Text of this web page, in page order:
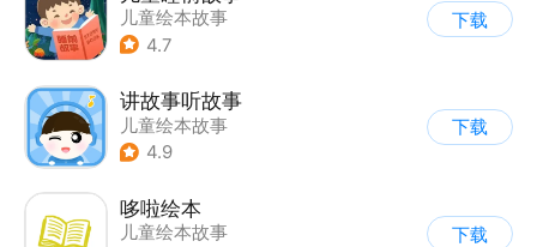
儿童绘本故事
4.7
下载
讲故事听故事
儿童绘本故事
4.9
下载
哆啦绘本
儿童绘本故事
下载